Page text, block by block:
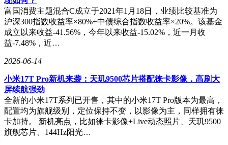
富国消费主题混合C成立于2021年1月18日，业绩比较基准为
沪深300指数收益率×80%+中债综合指数收益率×20%。该基金
成立以来收益-41.56%，今年以来收益-15.02%，近一月收
益-7.48%，近…
2026-06-14
小米17T Pro新机来袭：天玑9500芯片搭配徕卡影像，高刷大
屏续航强劲
全新的小米17T系列已开售，其中的小米17T Pro版本为最高，
配置均为旗舰级别，定位保持不变，以影像为主，同样拥有徕
卡加持。 新机亮点，比如徕卡影像+Live动态照片、天玑9500
旗舰芯片、144Hz阳光…